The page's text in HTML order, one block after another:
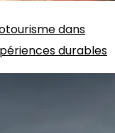
dans
durables